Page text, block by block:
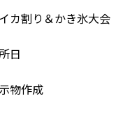
カ割り＆かき氷大会
日
物作成